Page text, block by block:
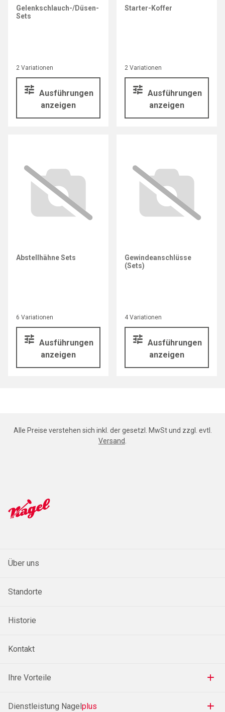
2 Variationen
Ausführungen
anzeigen
Gelenkschlauch-/Düsen-
Sets
2 Variationen
Ausführungen
anzeigen
Starter-Koffer
6 Variationen
Ausführungen
anzeigen
Abstellhähne Sets
4 Variationen
Ausführungen
anzeigen
Gewindeanschlüsse
(Sets)
Alle Preise verstehen sich inkl. der gesetzl. MwSt und zzgl. evtl.
Versand
Über uns
Standorte
Historie
Kontakt
Ihre Vorteile
Dienstleistung Nagelplus